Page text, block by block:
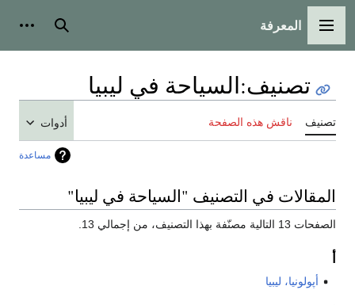
القائمة الرئيسية
المعرفة بحث
تصنيف:السياحة في ليبيا
تصنيف ناقش هذه الصفحة أدوات
مساعدة
المقالات في التصنيف "السياحة في ليبيا"
الصفحات 13 التالية مصنّفة بهذا التصنيف، من إجمالي 13.
أپولونيا، ليبيا